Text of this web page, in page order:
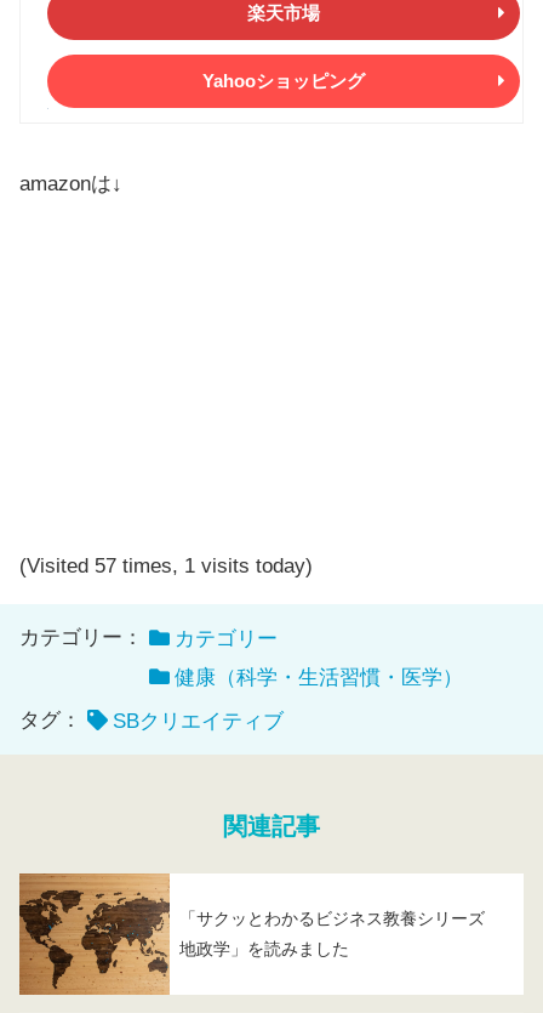
楽天市場
Yahooショッピング
amazonは↓
(Visited 57 times, 1 visits today)
カテゴリー：
カテゴリー
健康（科学・生活習慣・医学）
タグ：
SBクリエイティブ
関連記事
「サクッとわかるビジネス教養シリーズ
地政学」を読みました